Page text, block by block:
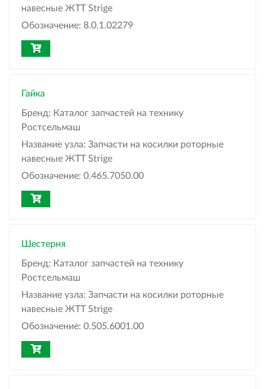
навесные ЖТТ Strige
Обозначение: 8.0.1.02279
Гайка
Бренд: Каталог запчастей на технику
Ростсельмаш
Название узла: Запчасти на косилки роторные
навесные ЖТТ Strige
Обозначение: 0.465.7050.00
Шестерня
Бренд: Каталог запчастей на технику
Ростсельмаш
Название узла: Запчасти на косилки роторные
навесные ЖТТ Strige
Обозначение: 0.505.6001.00